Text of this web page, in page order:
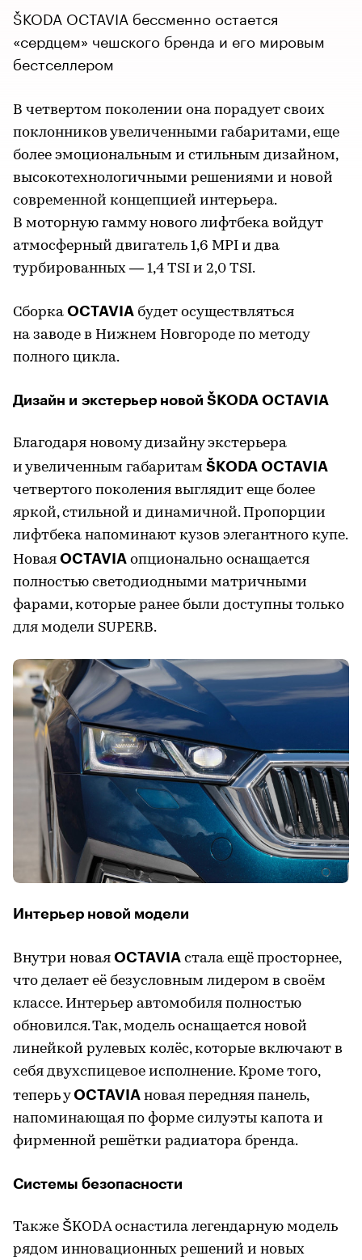
ŠKODA OCTAVIA бессменно остается
«сердцем» чешского бренда и его мировым
бестселлером
В четвертом поколении она порадует своих
поклонников увеличенными габаритами, еще
более эмоциональным и стильным дизайном,
высокотехнологичными решениями и новой
современной концепцией интерьера.
В моторную гамму нового лифтбека войдут
атмосферный двигатель 1,6 MPI и два
турбированных — 1,4 TSI и 2,0 TSI.
Сборка OCTAVIA будет осуществляться
на заводе в Нижнем Новгороде по методу
полного цикла.
Дизайн и экстерьер новой ŠKODA OCTAVIA
Благодаря новому дизайну экстерьера
и увеличенным габаритам ŠKODA OCTAVIA
четвертого поколения выглядит еще более
яркой, стильной и динамичной. Пропорции
лифтбека напоминают кузов элегантного купе.
Новая OCTAVIA опционально оснащается
полностью светодиодными матричными
фарами, которые ранее были доступны только
для модели SUPERB.
Интерьер новой модели
Внутри новая OCTAVIA стала ещё просторнее,
что делает её безусловным лидером в своём
классе. Интерьер автомобиля полностью
обновился. Так, модель оснащается новой
линейкой рулевых колёс, которые включают в
себя двухспицевое исполнение. Кроме того,
теперь уOCTAVIA новая передняя панель,
напоминающая по форме силуэты капота и
фирменной решётки радиатора бренда.
Системы безопасности
Также ŠKODA оснастила легендарную модель
рядом инновационных решений и новых